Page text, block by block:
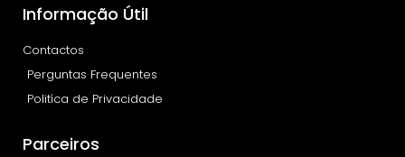
Informação Útil
Contactos
Perguntas Frequentes
Politíca de Privacidade
Parceiros